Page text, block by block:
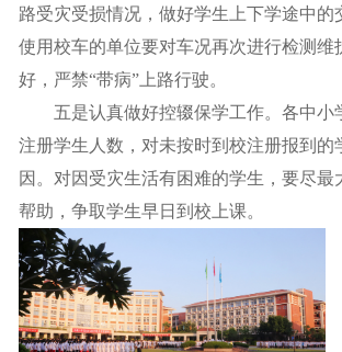
路受灾受损情况，做好学生上下学途中的
使用校车的单位要对车况再次进行检测维
好，严禁“带病”上路行驶。
五是认真做好控辍保学工作。各中小
注册学生人数，对未按时到校注册报到的
因。对因受灾生活有困难的学生，要尽最
帮助，争取学生早日到校上课。